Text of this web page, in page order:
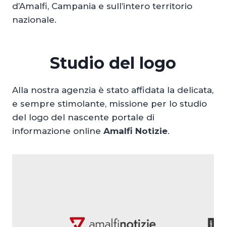
d’Amalfi, Campania e sull’intero territorio
nazionale.
Studio del logo
Alla nostra agenzia è stato affidata la delicata,
e sempre stimolante, missione per lo studio
del logo del nascente portale di
informazione online Amalfi Notizie.